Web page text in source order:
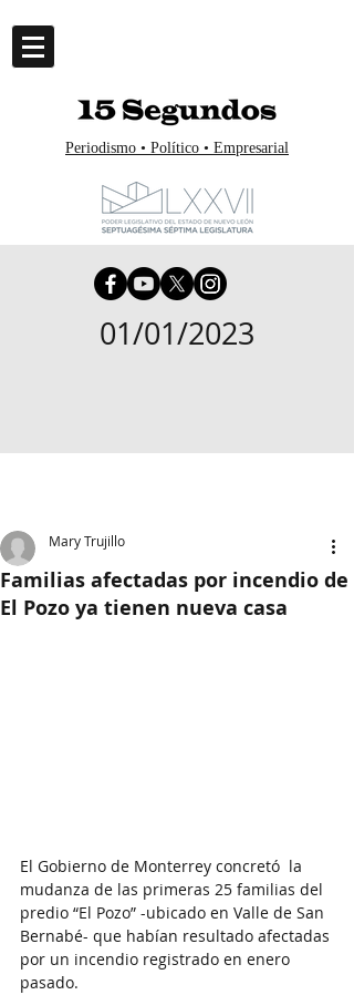
Periodismo • Político • Empresarial
01/01/2023
Familias afectadas por incendio de
El Pozo ya tienen nueva casa
Mary Trujillo
El Gobierno de Monterrey concretó  la
mudanza de las primeras 25 familias del
predio “El Pozo” -ubicado en Valle de San
Bernabé- que habían resultado afectadas
por un incendio registrado en enero
pasado.